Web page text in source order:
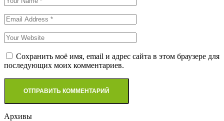
Сохранить моё имя, email и адрес сайта в этом браузере для
последующих моих комментариев.
Архивы